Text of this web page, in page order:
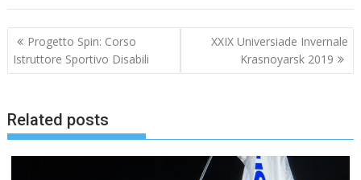
Navigazione
articoli
Progetto Spin: Corso
Istruttore Sportivo Disabili
XXIX Universiade Invernale
Krasnoyarsk 2019
Related posts